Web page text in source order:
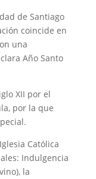
de Santiago
coincide en
una
Año Santo
XII por el
por la que
Católica
Indulgencia
la